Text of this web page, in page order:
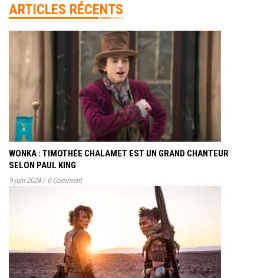
ARTICLES RÉCENTS
WONKA : TIMOTHÉE CHALAMET EST UN GRAND CHANTEUR
SELON PAUL KING
9 juin 2024 / 0 Comment